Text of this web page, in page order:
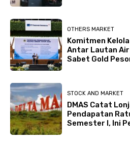
OTHERS MARKET
Komitmen
Antar Lautan
Sabet Gold
STOCK AND MARKET
DMAS Catat
Pendapatan
Semester I, Ini